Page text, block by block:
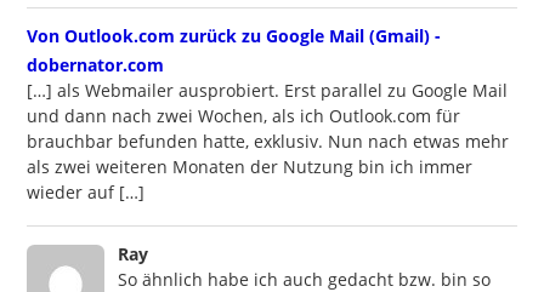
Von Outlook.com zurück zu Google Mail (Gmail) -
dobernator.com
[…] als Webmailer ausprobiert. Erst parallel zu Google Mail
und dann nach zwei Wochen, als ich Outlook.com für
brauchbar befunden hatte, exklusiv. Nun nach etwas mehr
als zwei weiteren Monaten der Nutzung bin ich immer
wieder auf […]
Ray
So ähnlich habe ich auch gedacht bzw. bin so